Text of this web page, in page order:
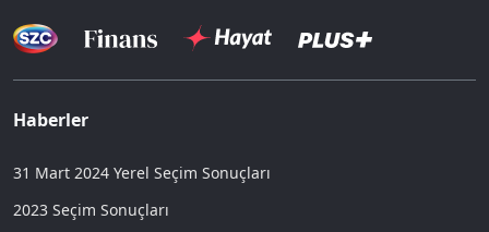
Haberler
31 Mart 2024 Yerel Seçim Sonuçları
2023 Seçim Sonuçları